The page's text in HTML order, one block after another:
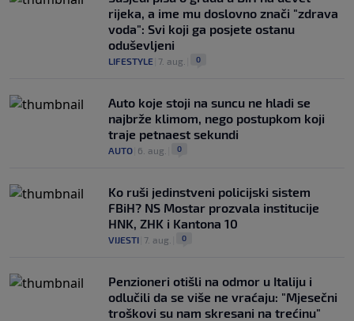
rijeka, a ime mu doslovno znači "zdrava
voda": Svi koji ga posjete ostanu
oduševljeni
LIFESTYLE 7. aug. 0
Auto koje stoji na suncu ne hladi se
najbrže klimom, nego postupkom koji
traje petnaest sekundi
AUTO 6. aug. 0
Ko ruši jedinstveni policijski sistem
FBiH? NS Mostar prozvala institucije
HNK, ZHK i Kantona 10
VIJESTI 7. aug. 0
Penzioneri otišli na odmor u Italiju i
odlučili da se više ne vraćaju: "Mjesečni
troškovi su nam skresani na trećinu"